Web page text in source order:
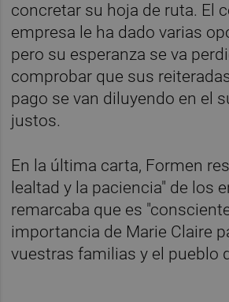
concretar su hoja de ruta. El
empresa le ha dado varias
pero su esperanza se va
comprobar que sus
pago se van diluyendo en el
justos.
En la última carta, Formen
lealtad y la paciencia" de los
remarcaba que es
importancia de Marie Claire
vuestras familias y el pueblo